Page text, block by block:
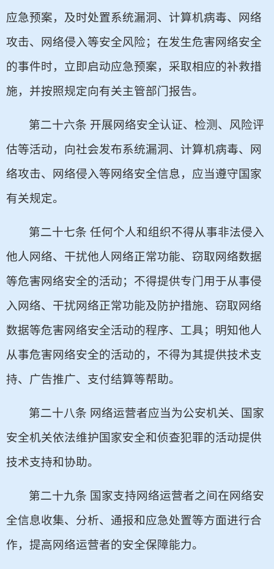
应急预案，及时处置系统漏洞、计算机病毒、网络
攻击、网络侵入等安全风险；在发生危害网络安全
的事件时，立即启动应急预案，采取相应的补救措
施，并按照规定向有关主管部门报告。
第二十六条 开展网络安全认证、检测、风险评
估等活动，向社会发布系统漏洞、计算机病毒、网
络攻击、网络侵入等网络安全信息，应当遵守国家
有关规定。
第二十七条 任何个人和组织不得从事非法侵入
他人网络、干扰他人网络正常功能、窃取网络数据
等危害网络安全的活动；不得提供专门用于从事侵
入网络、干扰网络正常功能及防护措施、窃取网络
数据等危害网络安全活动的程序、工具；明知他人
从事危害网络安全的活动的，不得为其提供技术支
持、广告推广、支付结算等帮助。
第二十八条 网络运营者应当为公安机关、国家
安全机关依法维护国家安全和侦查犯罪的活动提供
技术支持和协助。
第二十九条 国家支持网络运营者之间在网络安
全信息收集、分析、通报和应急处置等方面进行合
作，提高网络运营者的安全保障能力。